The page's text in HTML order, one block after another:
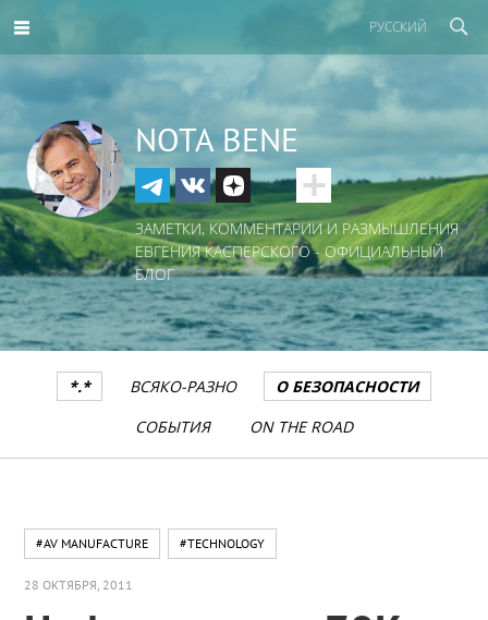
РУССКИЙ
NOTA BENE
ЗАМЕТКИ, КОММЕНТАРИИ И РАЗМЫШЛЕНИЯ
ЕВГЕНИЯ КАСПЕРСКОГО - ОФИЦИАЛЬНЫЙ
БЛОГ
*.* ВСЯКО-РАЗНО
О БЕЗОПАСНОСТИ
СОБЫТИЯ
ON THE ROAD
#AV MANUFACTURE #TECHNOLOGY
28 ОКТЯБРЯ, 2011